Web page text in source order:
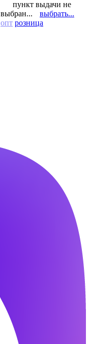
пункт выдачи не
выбран...
выбрать...
опт розница